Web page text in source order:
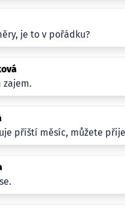
je to v pořádku?
zajem.
příští měsíc, můžete